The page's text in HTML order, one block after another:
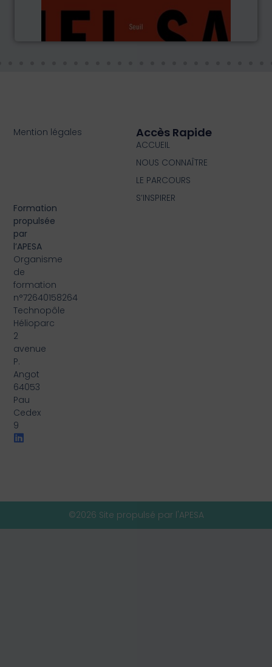
Formation
propulsée
par
l’APESA
Organisme
de
formation
n°72640158264
Technopôle
Hélioparc
2
avenue
P.
Angot
64053
Pau
Cedex
9
Accès Rapide
ACCUEIL
NOUS CONNAÎTRE
LE PARCOURS
S’INSPIRER
Mention légales
©2026 Site propulsé par l'APESA